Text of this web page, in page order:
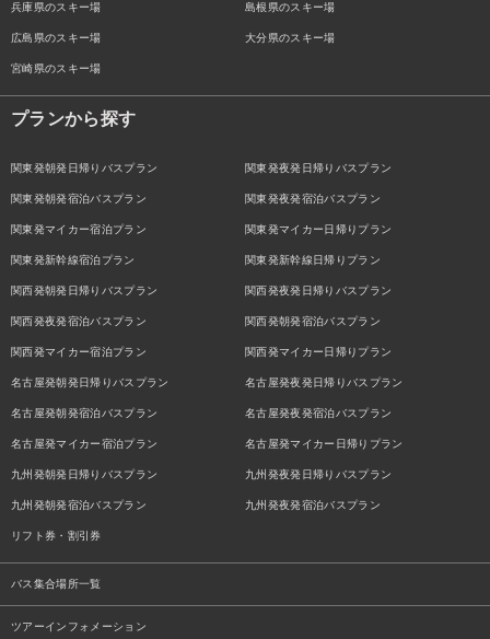
兵庫県のスキー場 島根県のスキー場
広島県のスキー場 大分県のスキー場
宮崎県のスキー場
プランから探す
関東発朝発日帰りバスプラン 関東発夜発日帰りバスプラン
関東発朝発宿泊バスプラン 関東発夜発宿泊バスプラン
関東発マイカー宿泊プラン 関東発マイカー日帰りプラン
関東発新幹線宿泊プラン 関東発新幹線日帰りプラン
関西発朝発日帰りバスプラン 関西発夜発日帰りバスプラン
関西発夜発宿泊バスプラン 関西発朝発宿泊バスプラン
関西発マイカー宿泊プラン 関西発マイカー日帰りプラン
名古屋発朝発日帰りバスプラン 名古屋発夜発日帰りバスプラン
名古屋発朝発宿泊バスプラン 名古屋発夜発宿泊バスプラン
名古屋発マイカー宿泊プラン 名古屋発マイカー日帰りプラン
九州発朝発日帰りバスプラン 九州発夜発日帰りバスプラン
九州発朝発宿泊バスプラン 九州発夜発宿泊バスプラン
リフト券・割引券
バス集合場所一覧
ツアーインフォメーション